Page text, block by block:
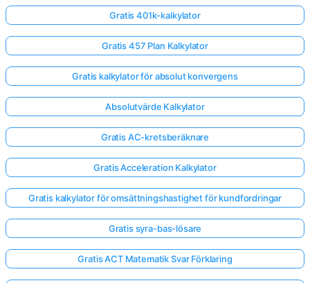
Gratis 401k-kalkylator
Gratis 457 Plan Kalkylator
Gratis kalkylator för absolut konvergens
Absolutvärde Kalkylator
Gratis AC-kretsberäknare
Gratis Acceleration Kalkylator
Gratis kalkylator för omsättningshastighet för kundfordringar
Gratis syra-bas-lösare
Gratis ACT Matematik Svar Förklaring